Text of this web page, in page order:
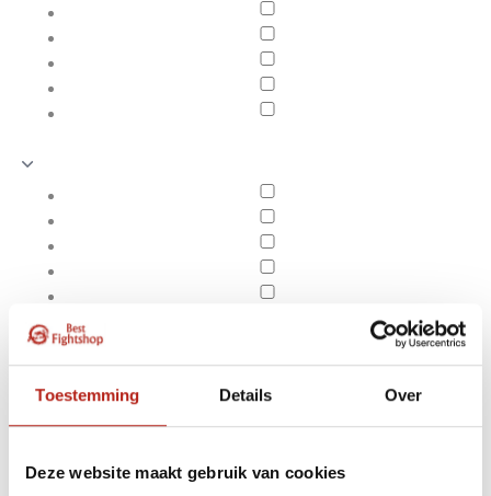
Toestemming Details Over
Deze website maakt gebruik van cookies